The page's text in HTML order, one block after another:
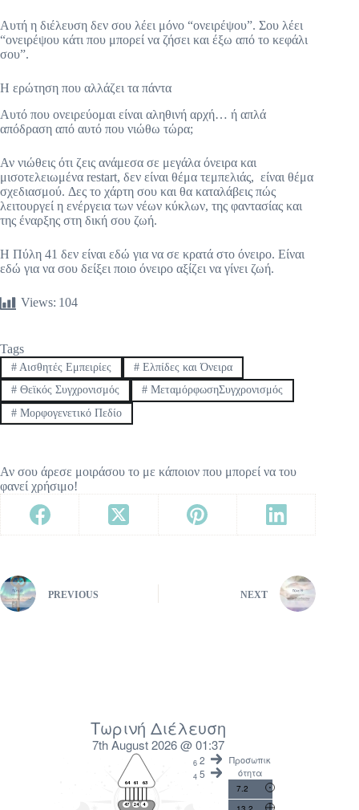
Αυτή η διέλευση δεν σου λέει μόνο “ονειρέψου”. Σου λέει
“ονειρέψου κάτι που μπορεί να ζήσει και έξω από το κεφάλι
σου”.
Η ερώτηση που αλλάζει τα πάντα
Αυτό που ονειρεύομαι είναι αληθινή αρχή… ή απλά
απόδραση από αυτό που νιώθω τώρα;
Αν νιώθεις ότι ζεις ανάμεσα σε μεγάλα όνειρα και
μισοτελειωμένα restart, δεν είναι θέμα τεμπελιάς, είναι θέμα
σχεδιασμού. Δες το χάρτη σου και θα καταλάβεις πώς
λειτουργεί η ενέργεια των νέων κύκλων, της φαντασίας και
της έναρξης στη δική σου ζωή.
Η Πύλη 41 δεν είναι εδώ για να σε κρατά στο όνειρο. Είναι
εδώ για να σου δείξει ποιο όνειρο αξίζει να γίνει ζωή.
Views: 104
Tags
#Αισθητές Εμπειρίες #Ελπίδες και Όνειρα
#Θεϊκός Συγχρονισμός #ΜεταμόρφωσηΣυγχρονισμός
#Μορφογενετικό Πεδίο
Αν σου άρεσε μοιράσου το με κάποιον που μπορεί να του
φανεί χρήσιμο!
PREVIOUS NEXT
Τωρινή Διέλευση
7th August 2026 @ 01:37
62
4 5
Προσωπικ
ότητα
7.2